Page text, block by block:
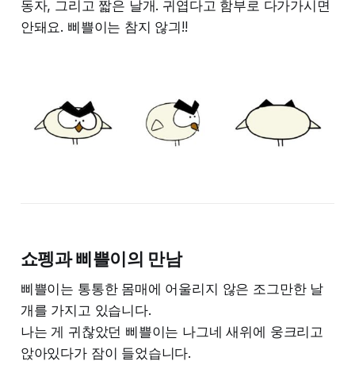
동자, 그리고 짧은 날개. 귀엽다고 함부로 다가가시면
안돼요. 삐쁠이는 참지 않긔!!
쇼펭과 삐쁠이의 만남
삐쁠이는 통통한 몸매에 어울리지 않은 조그만한 날
개를 가지고 있습니다.
나는 게 귀찮았던 삐쁠이는 나그네 새위에 웅크리고
앉아있다가 잠이 들었습니다.